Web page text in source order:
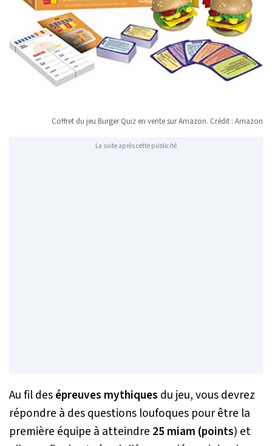
Coffret du jeu Burger Quiz en vente sur Amazon. Crédit : Amazon
La suite après cette publicité
Au fil desépreuves mythiques du jeu, vous devrez
répondre à des questions loufoques pour être la
première équipe à atteindre 25 miam (points) et